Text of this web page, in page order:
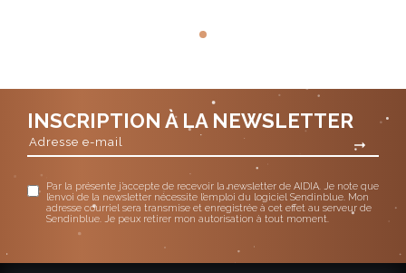
INSCRIPTION À LA NEWSLETTER
Par la présente j’accepte de recevoir la newsletter de AIDIA. Je note que
l’envoi de la newsletter nécessite l’emploi du logiciel Sendinblue. Mon
adresse courriel sera transmise et enregistrée à cet effet au serveur de
Sendinblue. Je peux retirer mon autorisation à tout moment.